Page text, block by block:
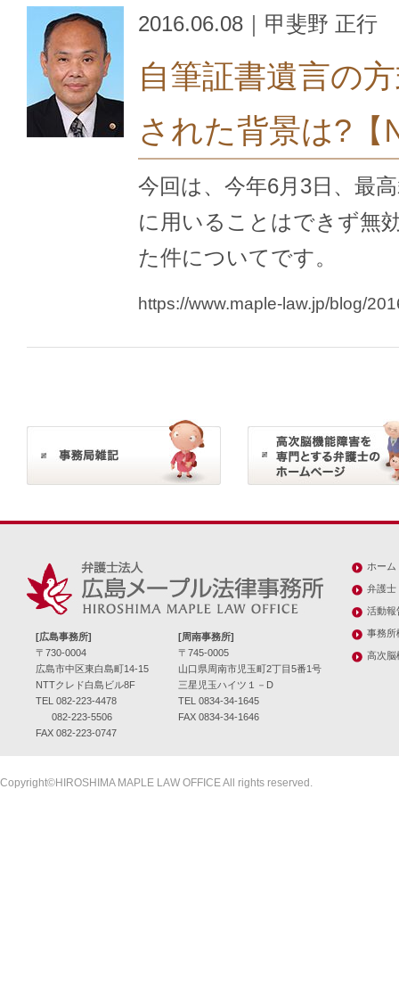
2016.06.08｜甲斐野 正行
自筆証書遺言の
された背景は?
今回は、今年6月3日、最
に用いることはできず無
た件についてです。
https://www.maple-law.jp/blog/
[広島事務所]
〒730-0004
広島市中区東白島町14-15
NTTクレド白島ビル8F
TEL 082-223-4478
082-223-5506
FAX 082-223-0747
[周南事務所]
〒745-0005
山口県周南市児玉町2丁目5番1号
三星児玉ハイツ１－D
TEL 0834-34-1645
FAX 0834-34-1646
ホーム
弁護士
活動報
事務所
高次脳
Copyright©HIROSHIMA MAPLE LAW OFFICE All rights reserved.